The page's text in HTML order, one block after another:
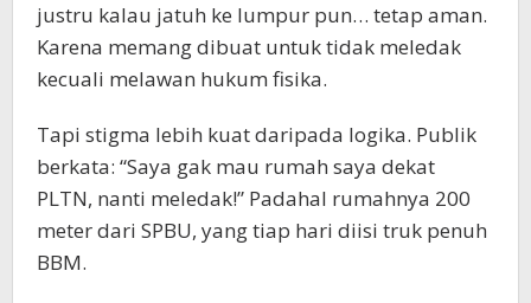
justru kalau jatuh ke lumpur pun… tetap aman.
Karena memang dibuat untuk tidak meledak
kecuali melawan hukum fisika.
Tapi stigma lebih kuat daripada logika. Publik
berkata: “Saya gak mau rumah saya dekat
PLTN, nanti meledak!” Padahal rumahnya 200
meter dari SPBU, yang tiap hari diisi truk penuh
BBM.